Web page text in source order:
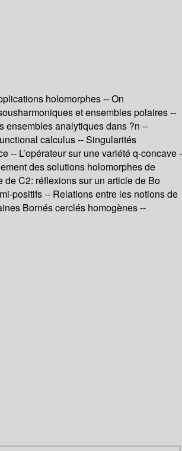
holomorphes -- On
et ensembles polaires --
ensembles analytiques dans ?n --
calculus -- Singularités
L’opérateur sur une variété q-concave -
des solutions holomorphes de
de C2: réflexions sur un article de Bo
positifs -- Relations entre les notions de
Bornés cerclés homogènes --